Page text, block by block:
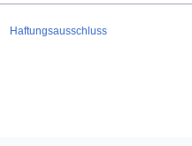
Haftungsausschluss